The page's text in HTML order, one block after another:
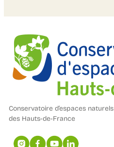
Conservatoire d’espaces naturels
des Hauts-de-France